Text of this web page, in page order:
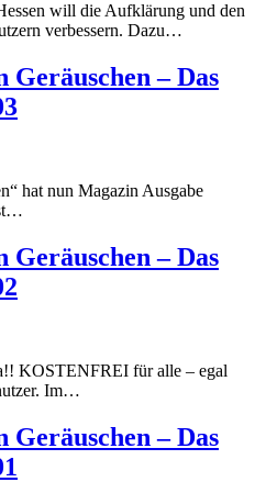
will die Aufklärung und den
verbessern. Dazu…
– Das
hat nun Magazin Ausgabe
– Das
KOSTENFREI für alle – egal
Im…
– Das